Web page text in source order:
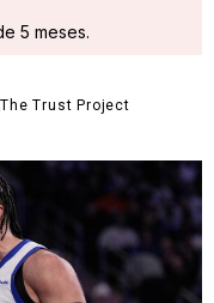
5 meses.